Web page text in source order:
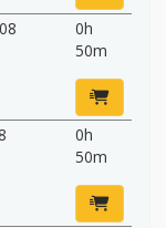
0h
50m
0h
50m